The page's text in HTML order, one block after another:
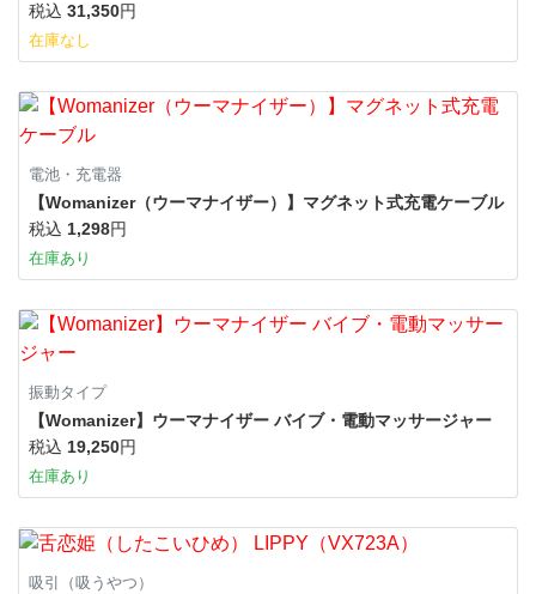
税込 31,350円
在庫なし
電池・充電器
【Womanizer（ウーマナイザー）】マグネット式充電ケーブル
税込 1,298円
在庫あり
振動タイプ
【Womanizer】ウーマナイザー バイブ・電動マッサージャー
税込 19,250円
在庫あり
吸引（吸うやつ）